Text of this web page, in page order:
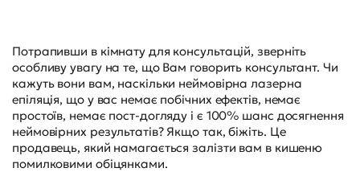
Потрапивши в кімнату для консультацій, зверніть
особливу увагу на те, що Вам говорить консультант. Чи
кажуть вони вам, наскільки неймовірна лазерна
епіляція, що у вас немає побічних ефектів, немає
простоїв, немає пост-догляду і є 100% шанс досягнення
неймовірних результатів? Якщо так, біжіть. Це
продавець, який намагається залізти вам в кишеню
помилковими обіцянками.